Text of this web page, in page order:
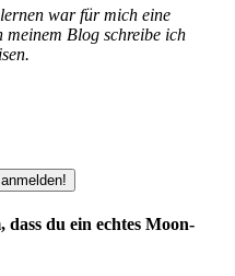
war für mich eine
meinem Blog schreibe ich
dass du ein echtes Moon-